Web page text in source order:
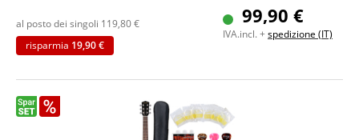
Colore: sunburst
99,90 €
IVA.incl. +spedizione (IT)
al posto dei singoli 119,80€
risparmia 19,90 €